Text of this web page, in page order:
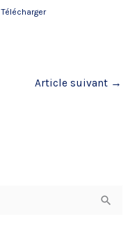
Télécharger
Article suivant →